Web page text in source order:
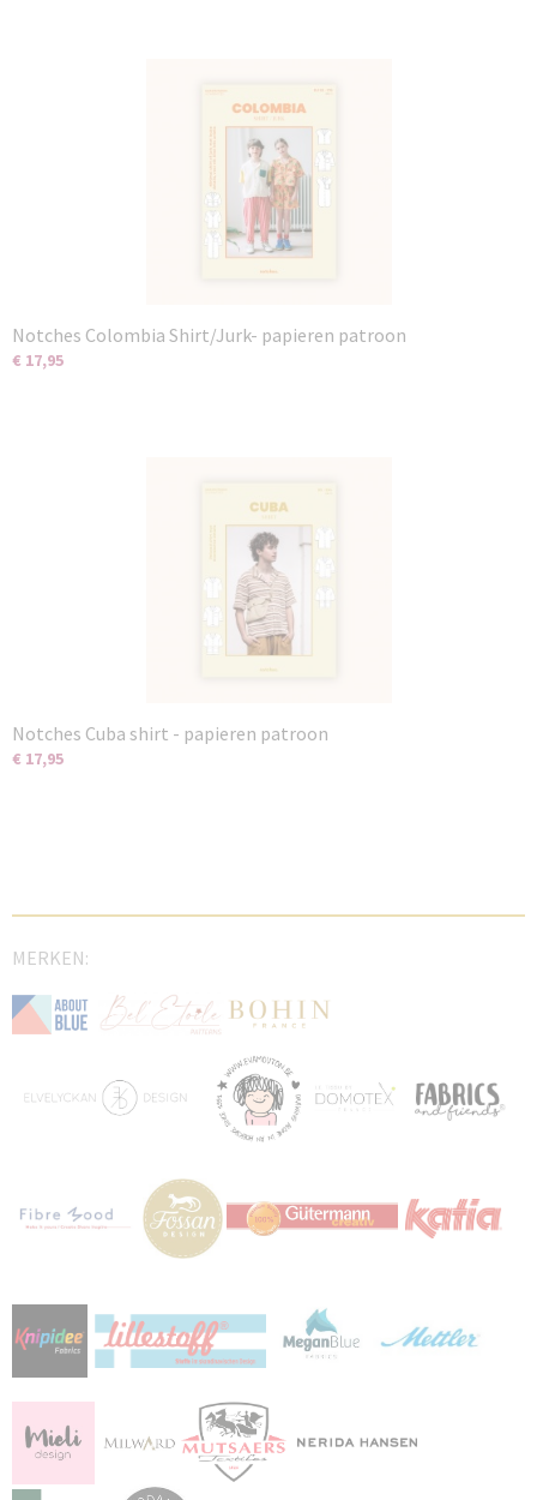
Notches Colombia Shirt/Jurk- papieren patroon
€ 17,95
Notches Cuba shirt - papieren patroon
€ 17,95
MERKEN: